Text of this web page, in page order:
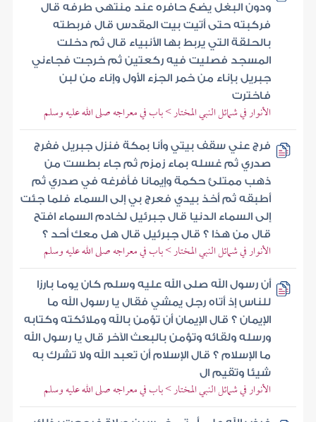
ودون البغل يضع حافره عند منتهى طرفه قال
فركبته حتى أتيت بيت المقدس قال فربطته
بالحلقة التي يربط بها الأنبياء قال ثم دخلت
المسجد فصليت فيه ركعتين ثم خرجت فجاءني
جبريل بإناء من خمر الجزء الأول وإناء من لبن
فاخترت
الأنوار في شمائل النبي المختار > باب في معراجه صلى الله عليه وسلم
فرج عني سقف بيتي وأنا بمكة فنزل جبريل ففرج
صدري ثم غسله بماء زمزم ثم جاء بطست من
ذهب ممتلئ حكمة وإيمانا فأفرغه في صدري ثم
أطبقه ثم أخذ بيدي فعرج بي إلى السماء فلما جئت
إلى السماء الدنيا قال جبرئيل لخادم السماء افتح
قال من هذا ؟ قال جبرئيل قال هل معك أحد ؟
الأنوار في شمائل النبي المختار > باب في معراجه صلى الله عليه وسلم
أن رسول الله صلى الله عليه وسلم كان يوما بارزا
للناس إذ أتاه رجل يمشي فقال يا رسول الله ما
الإيمان ؟ قال الإيمان أن تؤمن بالله وملائكته وكتابه
ورسله ولقائه وتؤمن بالبعث الآخر قال يا رسول الله
ما الإسلام ؟ قال الإسلام أن تعبد الله ولا تشرك به
شيئا وتقيم ال
الأنوار في شمائل النبي المختار > باب في معراجه صلى الله عليه وسلم